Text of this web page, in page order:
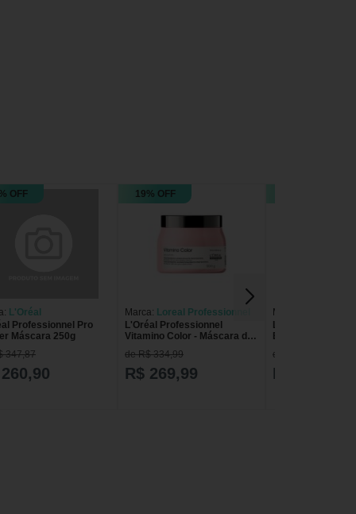
OFF
L'Oréal
Professionnel Pro
Máscara 250g
347,87
19% OFF
Marca: Loreal Professionnel
L'Oréal Professionnel
Vitamino Color - Máscara de
Tratamento 500g
de R$ 334,99
R$ 269,99
Marca:
de R$ 201,90
R$ 182,90